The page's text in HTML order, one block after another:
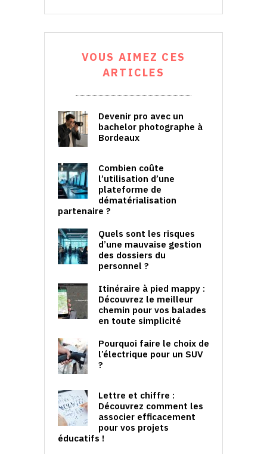
VOUS AIMEZ CES
ARTICLES
Devenir pro avec un
bachelor photographe à
Bordeaux
Combien coûte
l’utilisation d’une
plateforme de
dématérialisation
partenaire ?
Quels sont les risques
d’une mauvaise gestion
des dossiers du
personnel ?
Itinéraire à pied mappy :
Découvrez le meilleur
chemin pour vos balades
en toute simplicité
Pourquoi faire le choix de
l’électrique pour un SUV
?
Lettre et chiffre :
Découvrez comment les
associer efficacement
pour vos projets
éducatifs !